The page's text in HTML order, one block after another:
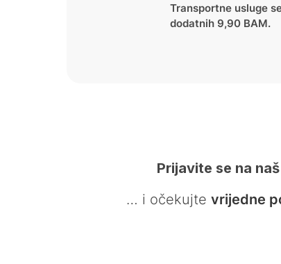
Transportne usluge
dodatnih 9,90 BAM.
Prijavite se na
… i očekujte vrijedne